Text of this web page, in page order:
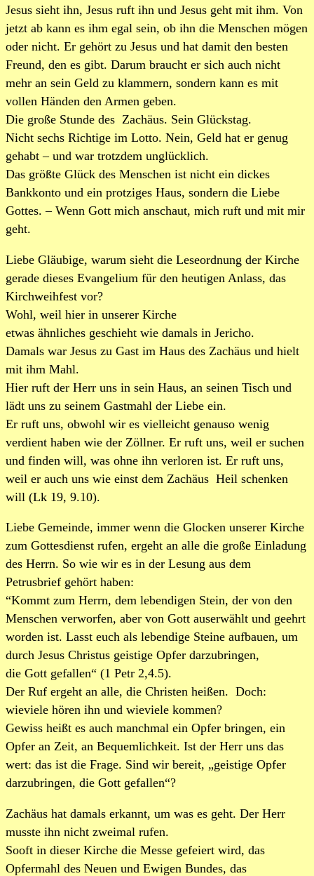
Jesus sieht ihn, Jesus ruft ihn und Jesus geht mit ihm. Von
jetzt ab kann es ihm egal sein, ob ihn die Menschen mögen
oder nicht. Er gehört zu Jesus und hat damit den besten
Freund, den es gibt. Darum braucht er sich auch nicht
mehr an sein Geld zu klammern, sondern kann es mit
vollen Händen den Armen geben.
Die große Stunde des Zachäus. Sein Glückstag.
Nicht sechs Richtige im Lotto. Nein, Geld hat er genug
gehabt – und war trotzdem unglücklich.
Das größte Glück des Menschen ist nicht ein dickes
Bankkonto und ein protziges Haus, sondern die Liebe
Gottes. – Wenn Gott mich anschaut, mich ruft und mit mir
geht.
Liebe Gläubige, warum sieht die Leseordnung der Kirche
gerade dieses Evangelium für den heutigen Anlass, das
Kirchweihfest vor?
Wohl, weil hier in unserer Kirche
etwas ähnliches geschieht wie damals in Jericho.
Damals war Jesus zu Gast im Haus des Zachäus und hielt
mit ihm Mahl.
Hier ruft der Herr uns in sein Haus, an seinen Tisch und
lädt uns zu seinem Gastmahl der Liebe ein.
Er ruft uns, obwohl wir es vielleicht genauso wenig
verdient haben wie der Zöllner. Er ruft uns, weil er suchen
und finden will, was ohne ihn verloren ist. Er ruft uns,
weil er auch uns wie einst dem Zachäus Heil schenken
will (Lk 19, 9.10).
Liebe Gemeinde, immer wenn die Glocken unserer Kirche
zum Gottesdienst rufen, ergeht an alle die große Einladung
des Herrn. So wie wir es in der Lesung aus dem
Petrusbrief gehört haben:
“Kommt zum Herrn, dem lebendigen Stein, der von den
Menschen verworfen, aber von Gott auserwählt und geehrt
worden ist. Lasst euch als lebendige Steine aufbauen, um
durch Jesus Christus geistige Opfer darzubringen,
die Gott gefallen“ (1 Petr 2,4.5).
Der Ruf ergeht an alle, die Christen heißen. Doch:
wieviele hören ihn und wieviele kommen?
Gewiss heißt es auch manchmal ein Opfer bringen, ein
Opfer an Zeit, an Bequemlichkeit. Ist der Herr uns das
wert: das ist die Frage. Sind wir bereit, „geistige Opfer
darzubringen, die Gott gefallen“?
Zachäus hat damals erkannt, um was es geht. Der Herr
musste ihn nicht zweimal rufen.
Sooft in dieser Kirche die Messe gefeiert wird, das
Opfermahl des Neuen und Ewigen Bundes, das